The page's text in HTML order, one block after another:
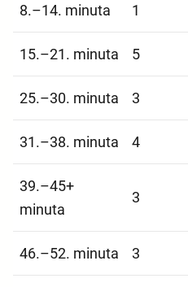
8.–14. minuta 1
15.–21. minuta 5
25.–30. minuta 3
31.–38. minuta 4
39.–45+
minuta
3
46.–52. minuta 3